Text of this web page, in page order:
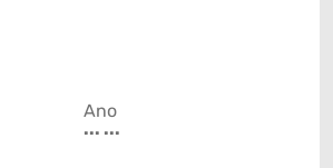
Ano
... ...